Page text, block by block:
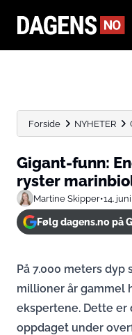
Forside NYHETER
Gigant-funn:
ryster
Martine Skipper•14.
Følg dagens.no på
På 7.000 meters
millioner år gammel
ekspertene. Dette er
oppdaget under